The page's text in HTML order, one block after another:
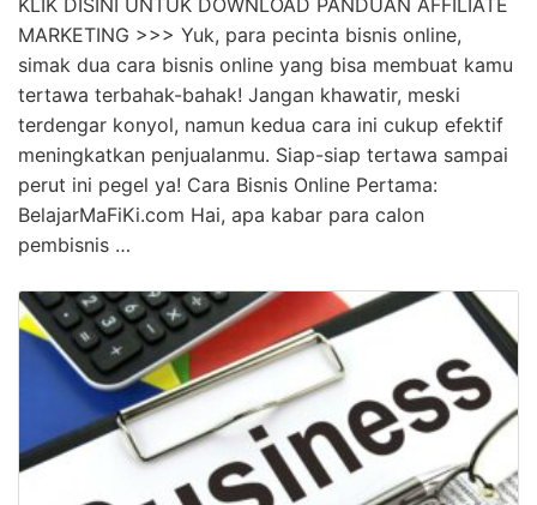
Penting! Link Bisnis Online Tanpa Modal Dan
Terpercaya Terbaik
KLIK DISINI UNTUK DOWNLOAD PANDUAN AFFILIATE
MARKETING >>> Saat ini, semakin banyak orang yang
tertarik untuk memulai bisnis online tanpa modal.